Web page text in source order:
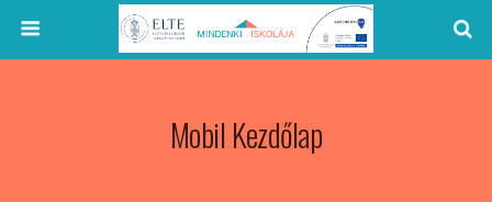
Mobil Kezdőlap